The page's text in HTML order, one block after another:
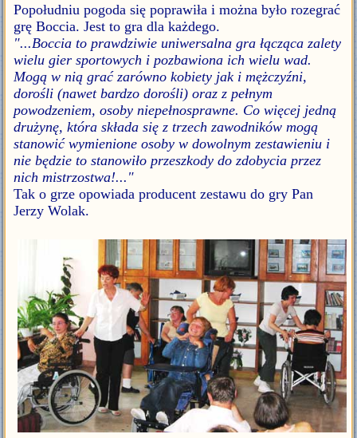
Popołudniu pogoda się poprawiła i można było rozegrać
grę Boccia. Jest to gra dla każdego.
"...Boccia to prawdziwie uniwersalna gra łącząca zalety
wielu gier sportowych i pozbawiona ich wielu wad.
Mogą w nią grać zarówno kobiety jak i mężczyźni,
dorośli (nawet bardzo dorośli) oraz z pełnym
powodzeniem, osoby niepełnosprawne. Co więcej jedną
drużynę, która składa się z trzech zawodników mogą
stanowić wymienione osoby w dowolnym zestawieniu i
nie będzie to stanowiło przeszkody do zdobycia przez
nich mistrzostwa!..."
Tak o grze opowiada producent zestawu do gry Pan
Jerzy Wolak.